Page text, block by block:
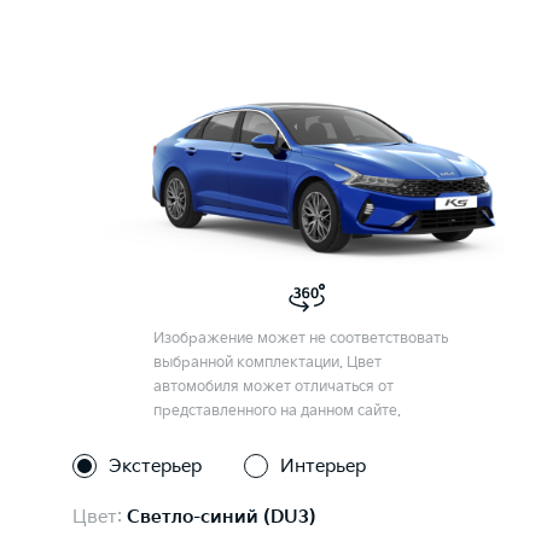
Изображение может не соответствовать
выбранной комплектации. Цвет
автомобиля может отличаться от
представленного на данном сайте.
Экстерьер Интерьер
Цвет: Светло-синий (DU3)